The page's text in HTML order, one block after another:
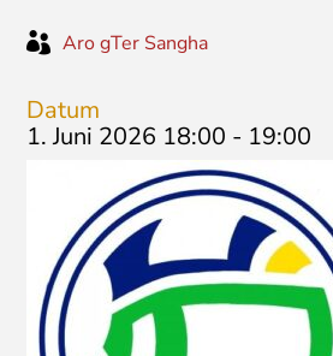
 Aro gTer Sangha
Datum
1. Juni 2026 18:00 - 19:00